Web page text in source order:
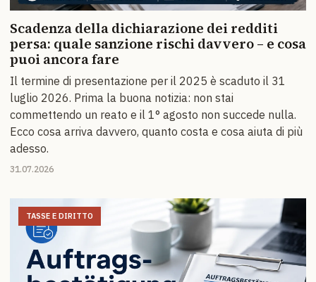
Scadenza della dichiarazione dei redditi
persa: quale sanzione rischi davvero – e cosa
puoi ancora fare
Il termine di presentazione per il 2025 è scaduto il 31
luglio 2026. Prima la buona notizia: non stai
commettendo un reato e il 1° agosto non succede nulla.
Ecco cosa arriva davvero, quanto costa e cosa aiuta di più
adesso.
31.07.2026
TASSE E DIRITTO